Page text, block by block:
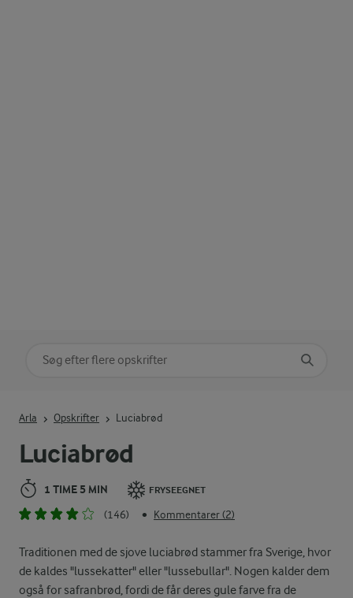
Luciabrød
1 TIME 5 MIN FRYSEEGNET
(146) • Kommentarer (2)
Traditionen med de sjove luciabrød stammer fra Sverige, hvor
de kaldes "lussekatter" eller "lussebullar". Nogen kalder dem
også for safranbrød, fordi de får deres gule farve fra de
Arla Opskrifter Luciabrød
Søg på kategori